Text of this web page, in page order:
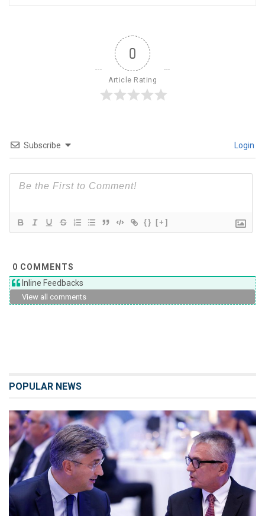
0
Article Rating
Subscribe Login
{} [+]
0 COMMENTS
Inline Feedbacks
View all comments
POPULAR NEWS